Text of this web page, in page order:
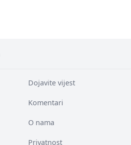
Dojavite vijest
Komentari
O nama
Privatnost